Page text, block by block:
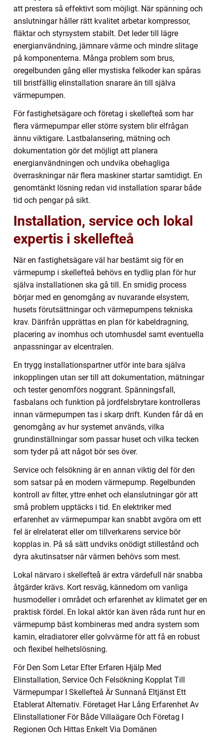
att prestera så effektivt som möjligt. När spänning och
anslutningar håller rätt kvalitet arbetar kompressor,
fläktar och styrsystem stabilt. Det leder till lägre
energianvändning, jämnare värme och mindre slitage
på komponenterna. Många problem som brus,
oregelbunden gång eller mystiska felkoder kan spåras
till bristfällig elinstallation snarare än till själva
värmepumpen.
För fastighetsägare och företag i skellefteå som har
flera värmepumpar eller större system blir elfrågan
ännu viktigare. Lastbalansering, mätning och
dokumentation gör det möjligt att planera
energianvändningen och undvika obehagliga
överraskningar när flera maskiner startar samtidigt. En
genomtänkt lösning redan vid installation sparar både
tid och pengar på sikt.
Installation, service och lokal
expertis i skellefteå
När en fastighetsägare väl har bestämt sig för en
värmepump i skellefteå behövs en tydlig plan för hur
själva installationen ska gå till. En smidig process
börjar med en genomgång av nuvarande elsystem,
husets förutsättningar och värmepumpens tekniska
krav. Därifrån upprättas en plan för kabeldragning,
placering av inomhus och utomhusdel samt eventuella
anpassningar av elcentralen.
En trygg installationspartner utför inte bara själva
inkopplingen utan ser till att dokumentation, mätningar
och tester genomförs noggrant. Spänningsfall,
fasbalans och funktion på jordfelsbrytare kontrolleras
innan värmepumpen tas i skarp drift. Kunden får då en
genomgång av hur systemet används, vilka
grundinställningar som passar huset och vilka tecken
som tyder på att något bör ses över.
Service och felsökning är en annan viktig del för den
som satsar på en modern värmepump. Regelbunden
kontroll av filter, yttre enhet och elanslutningar gör att
små problem upptäcks i tid. En elektriker med
erfarenhet av värmepumpar kan snabbt avgöra om ett
fel är elrelaterat eller om tillverkarens service bör
kopplas in. På så sätt undviks onödigt stillestånd och
dyra akutinsatser när värmen behövs som mest.
Lokal närvaro i skellefteå är extra värdefull när snabba
åtgärder krävs. Kort resväg, kännedom om vanliga
husmodeller i området och erfarenhet av klimatet ger en
praktisk fördel. En lokal aktör kan även råda runt hur en
värmepump bäst kombineras med andra system som
kamin, elradiatorer eller golvvärme för att få en robust
och flexibel helhetslösning.
För Den Som Letar Efter Erfaren Hjälp Med
Elinstallation, Service Och Felsökning Kopplat Till
Värmepumpar I Skellefteå Är Sunnanå Eltjänst Ett
Etablerat Alternativ. Företaget Har Lång Erfarenhet Av
Elinstallationer För Både Villaägare Och Företag I
Regionen Och Hittas Enkelt Via Domänen